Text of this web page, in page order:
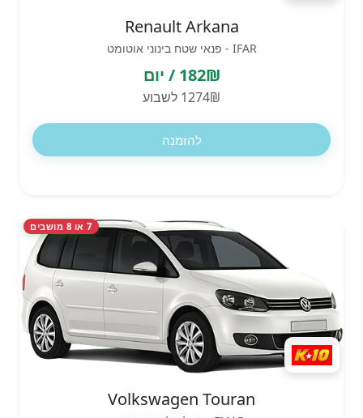
Renault Arkana
IFAR - פנאי שטח בינוני אוטומט
182₪ / יום
1274₪ לשבוע
להזמנה
7 או 8 מושבים
Volkswagen Touran